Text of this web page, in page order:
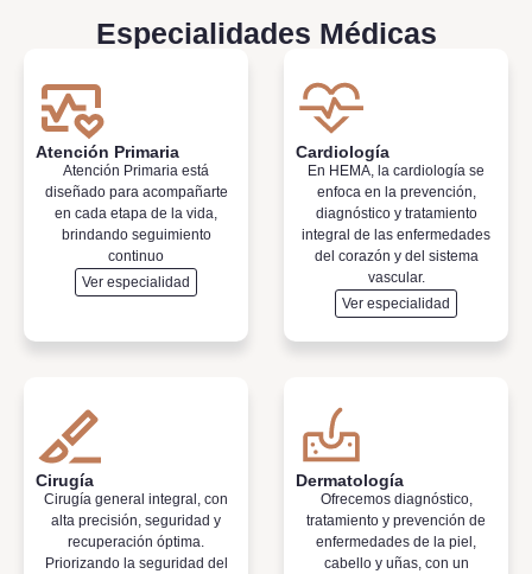
Especialidades Médicas
Atención Primaria
Atención Primaria está
diseñado para acompañarte
en cada etapa de la vida,
brindando seguimiento
continuo
Ver especialidad
Cardiología
En HEMA, la cardiología se
enfoca en la prevención,
diagnóstico y tratamiento
integral de las enfermedades
del corazón y del sistema
vascular.
Ver especialidad
Cirugía
Cirugía general integral, con
alta precisión, seguridad y
recuperación óptima.
Priorizando la seguridad del
Dermatología
Ofrecemos diagnóstico,
tratamiento y prevención de
enfermedades de la piel,
cabello y uñas, con un